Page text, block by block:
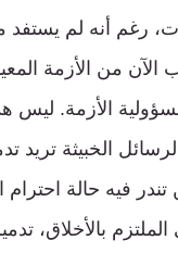
رغم أنه لم يستفد
الآن من الأزمة
الأزمة. ليس
الخبيثة تريد
فيه حالة احترام
بالأخلاق،